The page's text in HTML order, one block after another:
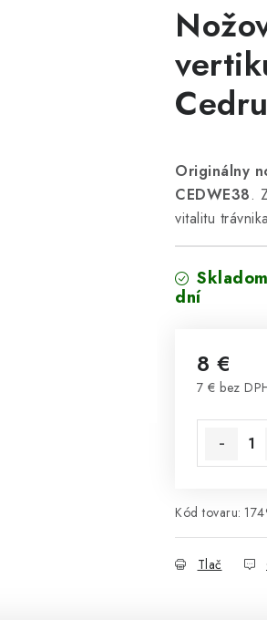
Originálny
CEDWE38.
vitalitu
dní
8 €
7 € bez
Kód tovaru:
Tlač